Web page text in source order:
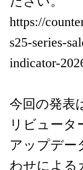
https://
s25-series-
indicator-
今回の発表
リビュータ
アップデー
わせによる